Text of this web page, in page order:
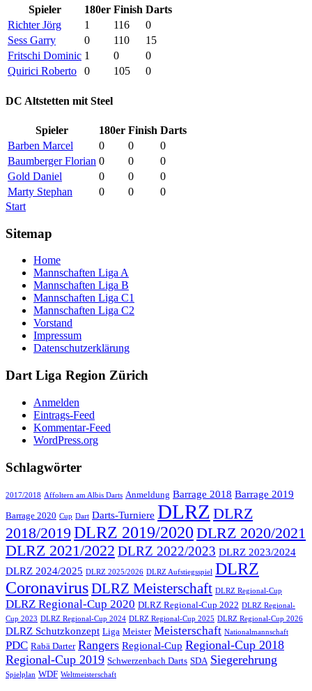
Spieler 180er Finish Darts
Richter Jörg
1 116
0
Sess Garry
0 110
15
Fritschi Dominic 1 0
0
Quirici Roberto
0 105 0
DC Altstetten mit Steel
Spieler 180er Finish Darts
Barben Marcel
0 0
0
Baumberger Florian 0 0
0
Gold Daniel
0 0
0
Marty Stephan
0 0
0
Start
Sitemap
Home
Mannschaften Liga A
Mannschaften Liga B
Mannschaften Liga C1
Mannschaften Liga C2
Vorstand
Impressum
Datenschutzerklärung
Dart Liga Region Zürich
Anmelden
Eintrags-Feed
Kommentar-Feed
WordPress.org
Schlagwörter
2017/2018 Affoltern am Albis Darts Anmeldung Barrage 2018 Barrage 2019
Barrage 2020 Cup Dart Darts-Turniere DLRZ DLRZ
2018/2019 DLRZ 2019/2020 DLRZ 2020/2021
DLRZ 2021/2022 DLRZ 2022/2023 DLRZ 2023/2024
DLRZ 2024/2025 DLRZ 2025/2026 DLRZ Aufstiegsspiel DLRZ
CoronavirusDLRZ Meisterschaft DLRZ Regional-Cup
DLRZ Regional-Cup 2020 DLRZ Regional-Cup 2022 DLRZ Regional-
Cup 2023 DLRZ Regional-Cup 2024 DLRZ Regional-Cup 2025 DLRZ Regional-Cup 2026
DLRZ Schutzkonzept Liga Meister Meisterschaft Nationalmannschaft
PDC Rabä Darter Rangers Regional-Cup Regional-Cup 2018
Regional-Cup 2019 Schwerzenbach Darts SDA Siegerehrung
Spielplan WDF Weltmeisterschaft